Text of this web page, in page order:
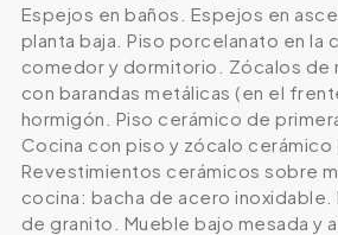
Espejos en baños. Espejos en
planta baja. Piso porcelanato en la
comedor y dormitorio. Zócalos de
con barandas metálicas (en el
hormigón. Piso cerámico de
Cocina con piso y zócalo cerámico
Revestimientos cerámicos sobre
cocina: bacha de acero inoxidable.
de granito. Mueble bajo mesada y